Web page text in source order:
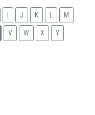
J K M
V W X Y